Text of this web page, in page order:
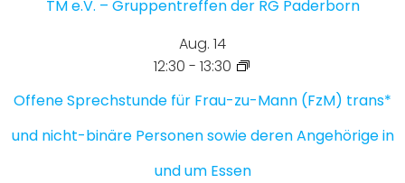
TM e.V. – Gruppentreffen der RG Paderborn
Aug. 14
12:30 - 13:30
Offene Sprechstunde für Frau-zu-Mann (FzM) trans*
und nicht-binäre Personen sowie deren Angehörige in
und um Essen